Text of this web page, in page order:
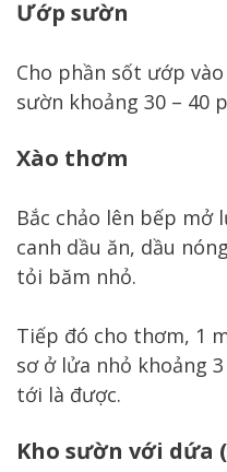
Ướp sườn
Cho phần sốt ướp
sườn khoảng 30 – 40
Xào thơm
Bắc chảo lên bếp mở
canh dầu ăn, dầu
tỏi băm nhỏ.
Tiếp đó cho thơm, 1
sơ ở lửa nhỏ khoảng
tới là được.
Kho sườn với dứa